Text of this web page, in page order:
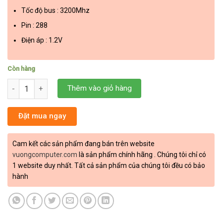
Tốc độ bus : 3200Mhz
Pin : 288
Điện áp : 1.2V
Còn hàng
Ram DDR4 Lexar 8GB 3200Mhz (LD4BU008G-R3200GSXG) số
Thêm vào giỏ hàng
Đặt mua ngay
Cam kết các sản phẩm đang bán trên website
vuongcomputer.com là sản phẩm chính hãng . Chúng tôi chỉ có
1 website duy nhất. Tất cả sản phẩm của chúng tôi đều có bảo
hành